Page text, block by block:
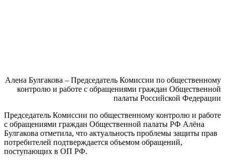
Алена Булгакова – Председатель Комиссии по общественному
контролю и работе с обращениями граждан Общественной
палаты Российской Федерации
Председатель Комиссии по общественному контролю и работе
с обращениями граждан Общественной палаты РФ Алёна
Булгакова отметила, что актуальность проблемы защиты прав
потребителей подтверждается объемом обращений,
поступающих в ОП РФ.